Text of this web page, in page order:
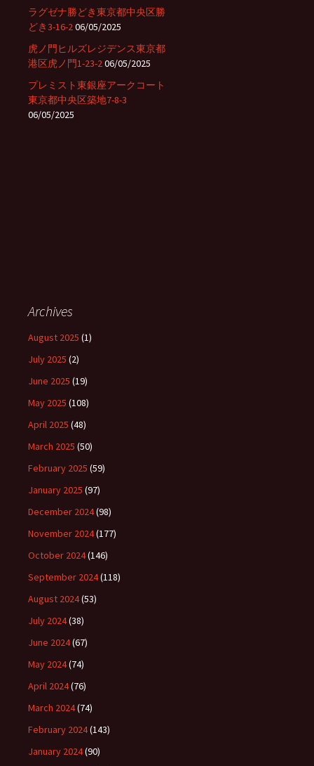
ラグゼナ勝どき東京都中央区勝
どき3-16-206/05/2025
虎ノ門ヒルズレジデンス東京都
港区虎ノ門1-23-206/05/2025
プレミスト東銀座アークコート
東京都中央区築地7-8-3
06/05/2025
Archives
August 2025 (1)
July 2025 (2)
June 2025 (19)
May 2025 (108)
April 2025 (48)
March 2025 (50)
February 2025 (59)
January 2025 (97)
December 2024(98)
November 2024(177)
October 2024(146)
September 2024(118)
August 2024(53)
July 2024(38)
June 2024(67)
May 2024(74)
April 2024(76)
March 2024(74)
February 2024(143)
January 2024(90)